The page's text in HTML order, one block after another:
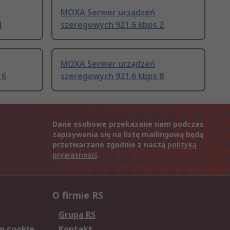
MOXA Serwer urządzeń
szeregowych 921.6 kbps 2
MOXA Serwer urządzeń
szeregowych 921.6 kbps 8
Dane osobowe przekazane nam podczas
zapisywania się na listę mailingową będą
przetwarzane zgodnie z naszą polityką
prywatności.
O firmie RS
Grupa RS